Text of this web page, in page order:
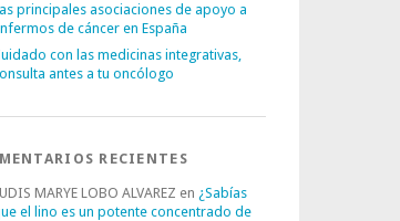
principales asociaciones de apoyo a
de cáncer en España
con las medicinas integrativas,
antes a tu oncólogo
RECIENTES
MARYE LOBO ALVAREZ en ¿Sabías
el lino es un potente concentrado de